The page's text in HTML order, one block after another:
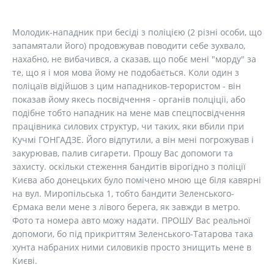
Молодик-нападник при бесіді з поліцією (2 різні особи, що
запамятали його) продовжував поводити себе зухвало,
нахабно, не вибачився, а сказав, що побє мені "морду" за
те, що я і моя мова йому не подобається. Коли один з
поліцаїв відійшов з цим нападников-терористом - він
показав йому якесь посвідчення - органів полціції, або
подібне тобто нападник на мене мав спецпосвідчення
працівника силових структур, чи таких, яки вбили при
Кучмі ГОНГАДЗЕ. Його відпутили, а він мені погрожував і
закурював, палив сигарети. Прошу Вас допомоги та
захисту. оскільки стеження бандитів вірогідно з поліції
Києва або донецьких було помічено мною ще біля кавярні
на вул. Миропільська 1, тобто бандити Зеленського-
Єрмака вели мене з лівого берега, як завжди в метро.
Фото та номера авто можу надати. ПРОШУ Вас реальної
допомоги, бо під прикриттям Зеленського-Татарова така
хунта набраних ними силовиків просто знищить мене в
Києві.